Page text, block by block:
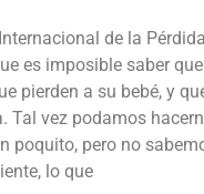
de la Pérdida
es imposible saber
pierden a su bebé, y
Tal vez podamos
poquito, pero no
lo que